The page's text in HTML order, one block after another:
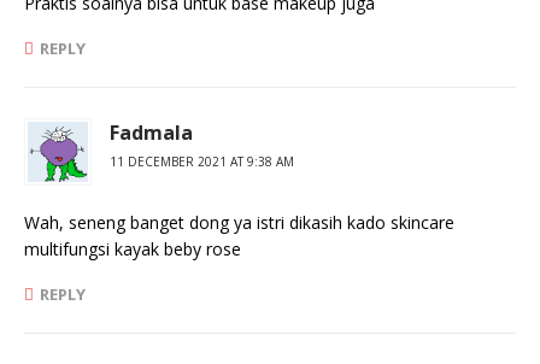
REPLY
Fadmala
11 DECEMBER 2021 AT 9:38 AM
Wah, seneng banget dong ya istri dikasih kado skincare
multifungsi kayak beby rose
REPLY